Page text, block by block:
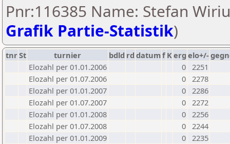
Pnr:116385 Name: Stefan
Grafik Partie-Statistik)
tnrSt turnier bdld rd datumf Kerg elo+/-
Elozahl per 01.01.2006
0 2251
Elozahl per 01.07.2006
0 2278
Elozahl per 01.01.2007
0 2286
Elozahl per 01.07.2007
0 2272
Elozahl per 01.01.2008
0 2256
Elozahl per 01.07.2008
0 2244
Elozahl per 01.01.2009
0 2235